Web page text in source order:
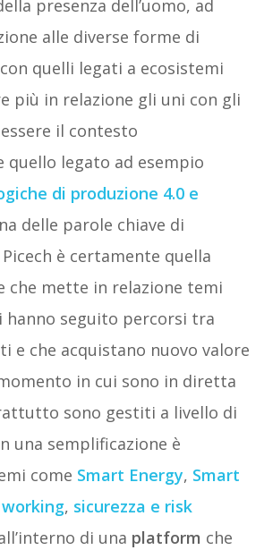
presenza dell’uomo, ad
alle diverse forme di
quelli legati a ecosistemi
più in relazione gli uni con gli
il contesto
quello legato ad esempio
di produzione 4.0 e
delle parole chiave di
è certamente quella
che mette in relazione temi
hanno seguito percorsi tra
e che acquistano nuovo valore
in cui sono in diretta
sono gestiti a livello di
una semplificazione è
come Smart Energy, Smart
, sicurezza e risk
di una platform che